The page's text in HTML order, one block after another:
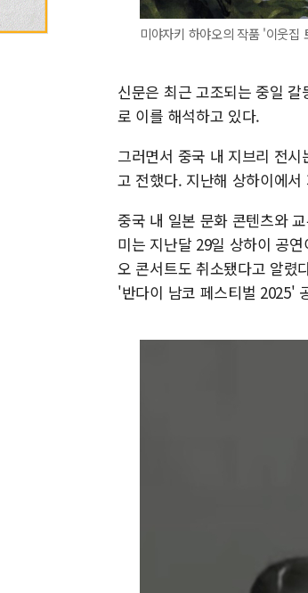
미야자키 하야오의 작품 '이웃
신문은 최근 고조되는 중일
로 이를 해석하고 있다.
그러면서 중국 내 지브리 전
고 전했다. 지난해 상하이에
중국 내 일본 문화 콘텐츠와
미는 지난달 29일 상하이 공
오 콘서트도 취소됐다고 알렸
'반다이 남코 페스티벌 2025'